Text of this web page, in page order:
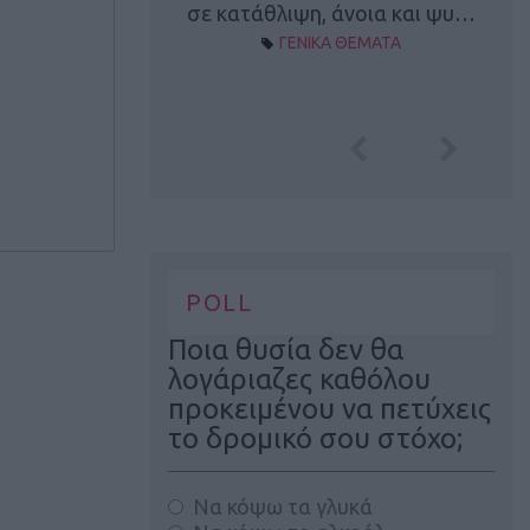
σε κατάθλιψη, άνοια και ψυ…
ΓΕΝΙΚΑ ΘΕΜΑΤΑ
POLL
Ποια θυσία δεν θα
λογάριαζες καθόλου
προκειμένου να πετύχεις
το δρομικό σου στόχο;
Να κόψω τα γλυκά